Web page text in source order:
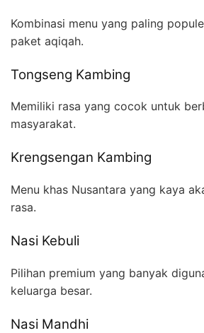
Kombinasi menu yang paling
paket aqiqah.
Tongseng Kambing
Memiliki rasa yang cocok untuk
masyarakat.
Krengsengan Kambing
Menu khas Nusantara yang kaya
rasa.
Nasi Kebuli
Pilihan premium yang banyak
keluarga besar.
Nasi Mandhi